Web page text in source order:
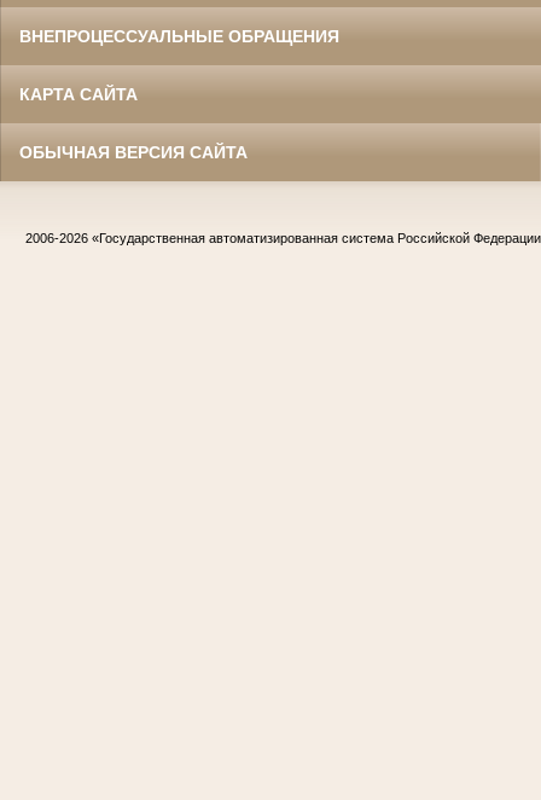
ВНЕПРОЦЕССУАЛЬНЫЕ ОБРАЩЕНИЯ
КАРТА САЙТА
ОБЫЧНАЯ ВЕРСИЯ САЙТА
2006-2026 «Государственная автоматизированная система Российской